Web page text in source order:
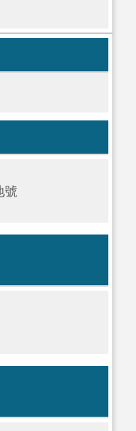
號